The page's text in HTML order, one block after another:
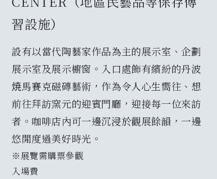
習設施）
設有以當代陶藝家作品為主的展示室、企劃
展示室及展示櫥窗。入口處飾有繽紛的丹波
焼馬賽克磁磚藝術，作為令人心生嚮往、想
前往拜訪窯元的迎賓門廳，迎接每一位來訪
者。咖啡店內可一邊沉浸於觀展餘韻，一邊
悠閒度過美好時光。
※展覽需購票參觀
入場費